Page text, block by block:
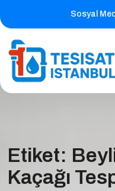
Sosyal
Etiket:
Kaçağı